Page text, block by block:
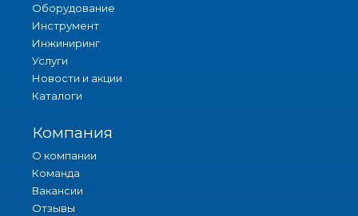
Оборудование
Инструмент
Инжиниринг
Услуги
Новости и акции
Каталоги
Компания
О компании
Команда
Вакансии
Отзывы